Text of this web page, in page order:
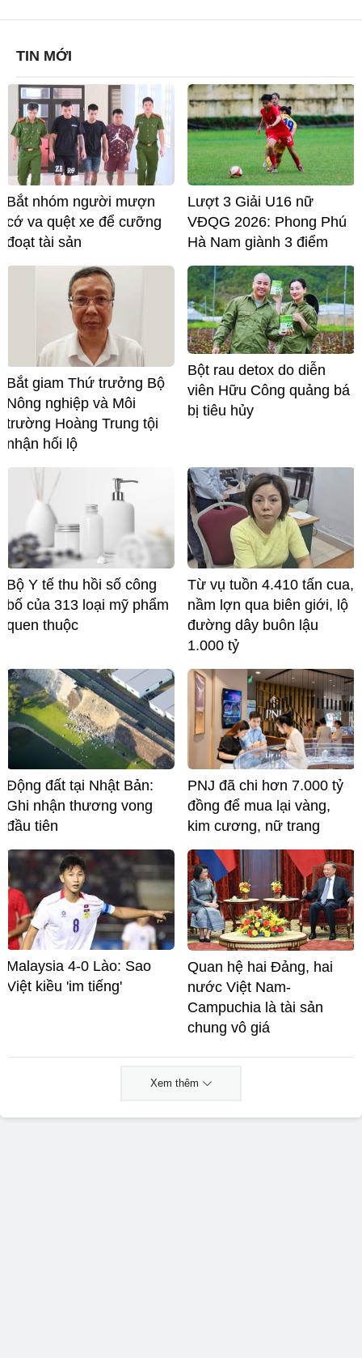
TIN MỚI
Bắt nhóm người mượn
cớ va quệt xe để cưỡng
đoạt tài sản
Lượt 3 Giải U16 nữ
VĐQG 2026: Phong Phú
Hà Nam giành 3 điểm
Bắt giam Thứ trưởng Bộ
Nông nghiệp và Môi
trường Hoàng Trung tội
nhận hối lộ
Bột rau detox do diễn
viên Hữu Công quảng bá
bị tiêu hủy
Bộ Y tế thu hồi số công
bố của 313 loại mỹ phẩm
quen thuộc
Từ vụ tuồn 4.410 tấn cua,
nầm lợn qua biên giới, lộ
đường dây buôn lậu
1.000 tỷ
Động đất tại Nhật Bản:
Ghi nhận thương vong
đầu tiên
PNJ đã chi hơn 7.000 tỷ
đồng để mua lại vàng,
kim cương, nữ trang
Malaysia 4-0 Lào: Sao
Việt kiều 'im tiếng'
Quan hệ hai Đảng, hai
nước Việt Nam-
Campuchia là tài sản
chung vô giá ​
Xem thêm